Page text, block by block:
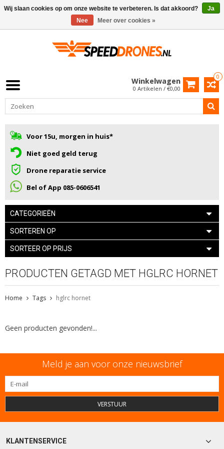
0
Winkelwagen
0 Artikelen / €0,00
Voor 15u, morgen in huis*
Niet goed geld terug
Drone reparatie service
Bel of App 085-0606541
CATEGORIEËN
SORTEREN OP
SORTEER OP PRIJS
PRODUCTEN GETAGD MET HGLRC HORNET
Home Tags hglrc hornet
Geen producten gevonden!...
Meld je aan voor onze nieuwsbrief
VERSTUUR
KLANTENSERVICE
Wij slaan cookies op om onze website te verbeteren. Is dat akkoord?
Ja
Nee
Meer over cookies »